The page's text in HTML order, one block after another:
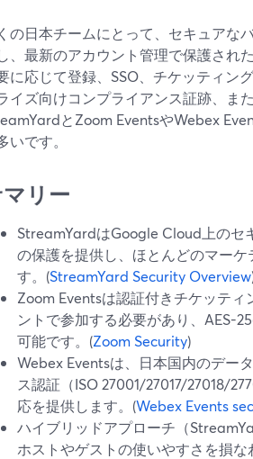
の日本チームにとって、セキュアな
、最新のアカウント管理で保護され
に応じて登録、SSO、チケッティン
イズ向けコンプライアンス証跡、ま
とZoom EventsやWebex
いです。
リー
StreamYardはGoogle Cloud上のセ
の保護を提供し、ほとんどのマー
す。(StreamYard Security Overview
Zoom Eventsは認証付きチケッテ
ントで参加する必要があり、AES-
可能です。(Zoom Security)
Webex Eventsは、日本国内のデー
ス認証（ISO 27001/27017/27018/
応を提供します。(Webex Events
ハイブリッドアプローチ（
ホストやゲストの使いやすさを損な